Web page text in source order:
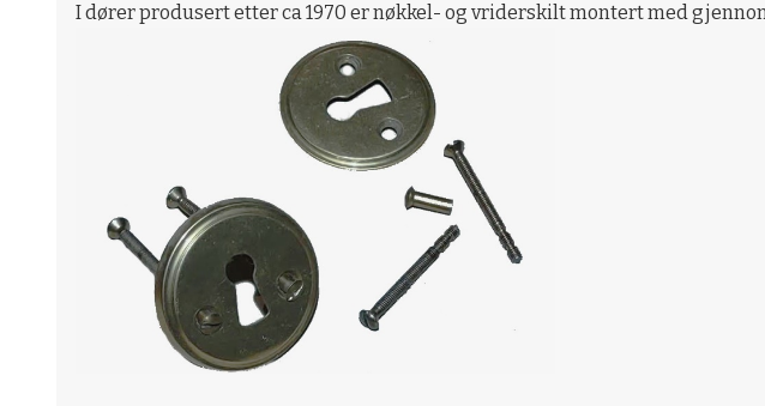
I dører produsert etter ca 1970 er nøkkel- og vriderskilt montert med